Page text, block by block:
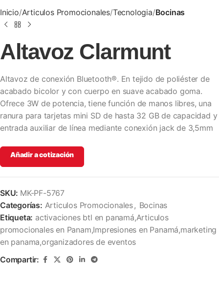
Inicio Articulos Promocionales Tecnologia Bocinas
Altavoz Clarmunt
Altavoz de conexión Bluetooth®. En tejido de poliéster de
acabado bicolor y con cuerpo en suave acabado goma.
Ofrece 3W de potencia, tiene función de manos libres, una
ranura para tarjetas mini SD de hasta 32 GB de capacidad y
entrada auxiliar de línea mediante conexión jack de 3,5mm
Añadir a cotización
SKU: MK-PF-5767
Categorías: Articulos Promocionales, Bocinas
Etiqueta: activaciones btl en panamá,Articulos
promocionales en Panam,Impresiones en Panamá,marketing
en panama,organizadores de eventos
Compartir: